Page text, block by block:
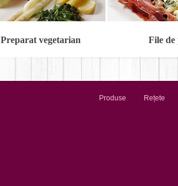
Preparat vegetarian File de
Produse Rețete